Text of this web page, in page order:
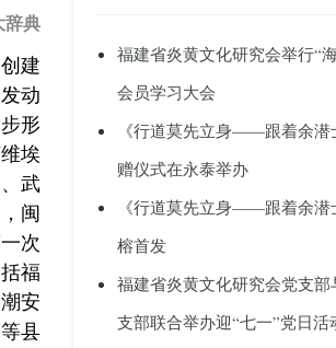
辞典
建
动
形
埃
武
闽
次
福
安
县
福建省炎黄文化研究会举行“
会员学习大会
《行道莫先立身——跟着余潜
赠仪式在永泰举办
《行道莫先立身——跟着余潜
榕首发
福建省炎黄文化研究会党支
支部联合举办迎“七一”党日活